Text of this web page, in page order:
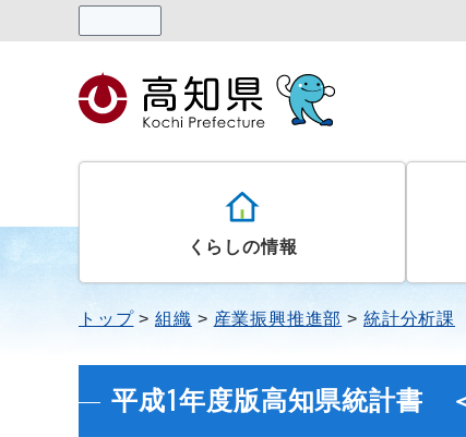
くらしの情報
トップ 組織 産業振興推進部 統計分析課
平成1年度版高知県統計書